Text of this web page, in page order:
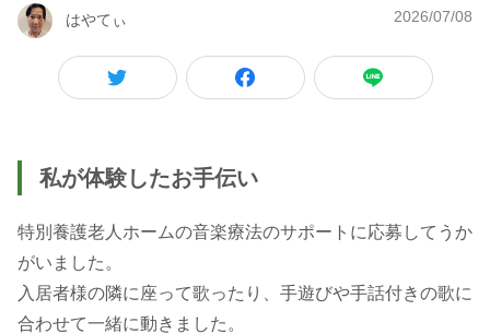
はやてぃ 2026/07/08
私が体験したお手伝い
特別養護老人ホームの音楽療法のサポートに応募してうか
がいました。
入居者様の隣に座って歌ったり、手遊びや手話付きの歌に
合わせて一緒に動きました。